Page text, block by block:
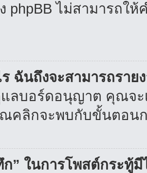
phpBB ไม่สามารถใ
ร ฉันถึงจะสามารถรา
ลบอร์ดอนุญาต คุณจะ
คลิกจะพบกับขั้นตอน
” ในการโพสต์กระทู้มี